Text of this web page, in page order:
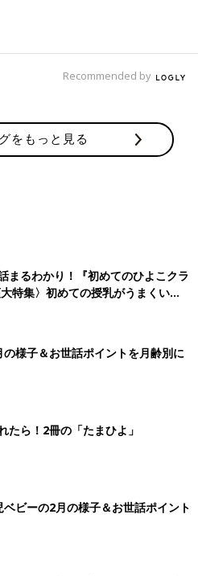
Recommended by
をもっと見る
まるわかり！『初めてのひよこクラ
特集〉初めての授乳がうまくい
ルクの基本と夏のトラブル 解決テ
の様子＆お世話ポイントを月齢別に
たら！2冊の「たまひよ」
ベビーの2月の様子＆お世話ポイント